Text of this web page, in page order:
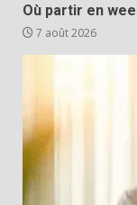
Où partir en
7 août 2026